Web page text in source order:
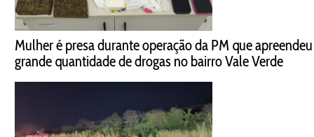
Mulher é presa durante operação da PM que apreendeu
grande quantidade de drogas no bairro Vale Verde